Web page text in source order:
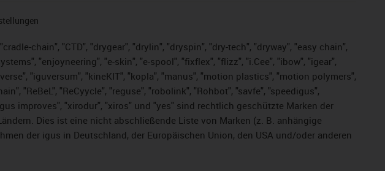
chain", "CTD", "drygear", "drylin", "dryspin", "dry-tech", "dryway", "easy chain",
"enjoyneering", "e-skin", "e-spool", "fixflex", "flizz", "i.Cee", "ibow", "igear",
"iguversum", "kineKIT", "kopla", "manus", "motion plastics", "motion polymers",
"ReBeL", "ReCyycle", "reguse", "robolink", "Rohbot", "savfe", "speedigus",
improves", "xirodur", "xiros" und "yes" sind rechtlich geschützte Marken der
Dies ist eine nicht abschließende Liste von Marken (z. B. anhängige
der igus in Deutschland, der Europäischen Union, den USA und/oder anderen